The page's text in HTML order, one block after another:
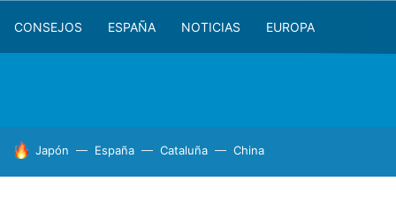
CONSEJOS ESPAÑA NOTICIAS EUROPA
HOY SE HABLA DE
Japón España Cataluña China